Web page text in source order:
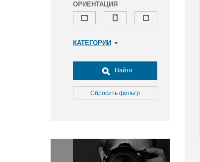
ОРИЕНТАЦИЯ
КАТЕГОРИИ
Досуг, туризм и отдых
Культура
Медицина
Окружающая среда
Политика
Найти
Сбросить фильтр